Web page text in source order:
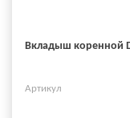
Вкладыш коренной
Артикул